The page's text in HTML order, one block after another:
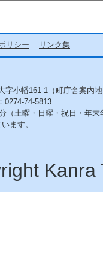
リシー リンク集
字小幡161-1（町庁舎案内
0274-74-5813
（土曜・日曜・祝日・年末
ます。
Kanra